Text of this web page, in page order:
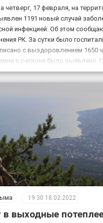
четверг, 17 февраля, на
1191 новый случай
инфекцией. Об этом
РК. За сутки было
с выздоровлением 1650
в регионе было выявлено
коронавирусом, скончалось
коронавирусом, в […]
19:30 18.02.2022
выходные